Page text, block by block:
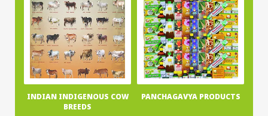
INDIAN INDIGENOUS COW
BREEDS
PANCHAGAVYA PRODUCTS